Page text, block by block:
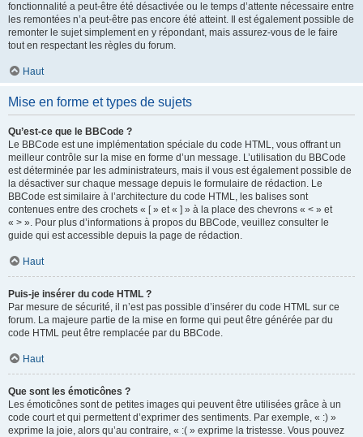
fonctionnalité a peut-être été désactivée ou le temps d’attente nécessaire entre
les remontées n’a peut-être pas encore été atteint. Il est également possible de
remonter le sujet simplement en y répondant, mais assurez-vous de le faire
tout en respectant les règles du forum.
Haut
Mise en forme et types de sujets
Qu’est-ce que le BBCode ?
Le BBCode est une implémentation spéciale du code HTML, vous offrant un
meilleur contrôle sur la mise en forme d’un message. L’utilisation du BBCode
est déterminée par les administrateurs, mais il vous est également possible de
la désactiver sur chaque message depuis le formulaire de rédaction. Le
BBCode est similaire à l’architecture du code HTML, les balises sont
contenues entre des crochets « [ » et « ] » à la place des chevrons « < » et
« > ». Pour plus d’informations à propos du BBCode, veuillez consulter le
guide qui est accessible depuis la page de rédaction.
Haut
Puis-je insérer du code HTML ?
Par mesure de sécurité, il n’est pas possible d’insérer du code HTML sur ce
forum. La majeure partie de la mise en forme qui peut être générée par du
code HTML peut être remplacée par du BBCode.
Haut
Que sont les émoticônes ?
Les émoticônes sont de petites images qui peuvent être utilisées grâce à un
code court et qui permettent d’exprimer des sentiments. Par exemple, « :) »
exprime la joie, alors qu’au contraire, « :( » exprime la tristesse. Vous pouvez